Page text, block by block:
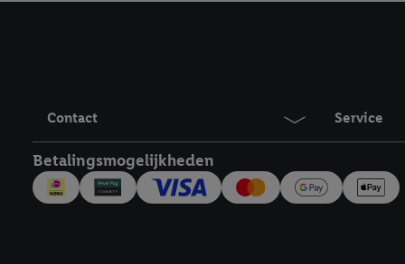
Contact Service
Betalingsmogelijkheden
mailadres en met
Onder "Aanpassen"
Door te klikken op
technieken worden
inclusief over de
trekken, vind je in onze
over de cookies die